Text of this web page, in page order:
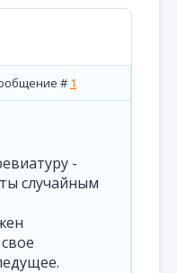
# 1
-
случайным